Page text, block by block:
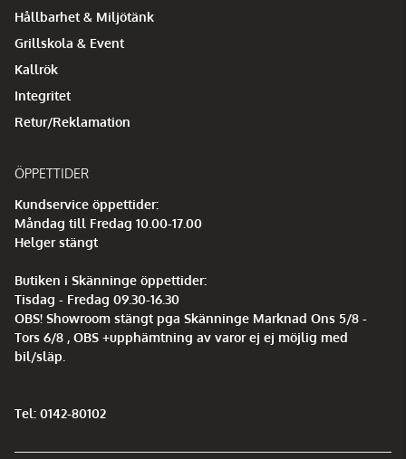
Hållbarhet & Miljötänk
Grillskola & Event
Kallrök
Integritet
Retur/Reklamation
ÖPPETTIDER
Kundservice öppettider:
Måndag till Fredag 10.00-17.00
Helger stängt
Butiken i Skänninge öppettider:
Tisdag - Fredag 09.30-16.30
OBS! Showroom stängt pga Skänninge Marknad Ons 5/8 -
Tors 6/8 , OBS +upphämtning av varor ej ej möjlig med
bil/släp.
Tel: 0142-80102